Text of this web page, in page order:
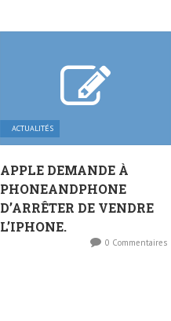
ACTUALITÉS
APPLE DEMANDE À
PHONEANDPHONE
D’ARRÊTER DE VENDRE
L’IPHONE.
0 Commentaires